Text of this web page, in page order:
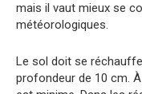
mais il vaut mieux se
météorologiques.
Le sol doit se
profondeur de 10 cm.